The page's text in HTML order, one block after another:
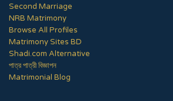
Second Marriage
NRB Matrimony
Browse All Profiles
Matrimony Sites BD
Shadi.com Alternative
পাত্র পাত্রী বিজ্ঞাপন
Matrimonial Blog